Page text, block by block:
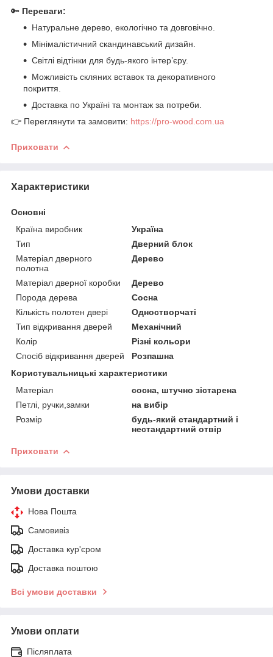
🔑 Переваги:
Натуральне дерево, екологічно та довговічно.
Мінімалістичний скандинавський дизайн.
Світлі відтінки для будь-якого інтер’єру.
Можливість скляних вставок та декоративного
покриття.
Доставка по Україні та монтаж за потреби.
👉 Переглянути та замовити: https://pro-wood.com.ua
Приховати
Характеристики
Основні
Країна виробник
Україна
Тип
Дверний блок
Матеріал дверного
полотна
Дерево
Матеріал дверної коробки
Дерево
Порода дерева
Сосна
Кількість полотен двері
Одностворчаті
Тип відкривання дверей
Механічний
Колір
Різні кольори
Спосіб відкривання дверей
Розпашна
Користувальницькі характеристики
Матеріал
сосна, штучно зістарена
Петлі, ручки,замки
на вибір
Розмір
будь-який стандартний і
нестандартний отвір
Приховати
Умови доставки
Нова Пошта
Самовивіз
Доставка кур'єром
Доставка поштою
Всі умови доставки
Умови оплати
Післяплата